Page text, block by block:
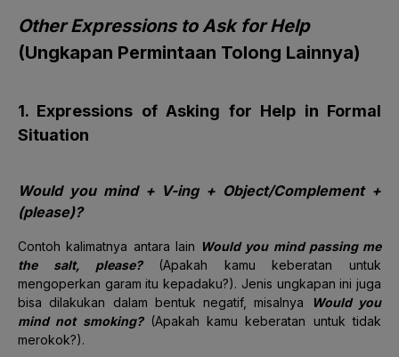
Other Expressions to Ask for Help
(Ungkapan Permintaan Tolong Lainnya)
1. Expressions of Asking for Help in Formal
Situation
Would you mind + V-ing + Object/Complement +
(please)?
Contoh kalimatnya antara lain Would you mind passing me
the salt, please?
(Apakah kamu keberatan untuk
mengoperkan garam itu kepadaku?). Jenis ungkapan ini juga
bisa dilakukan dalam bentuk negatif, misalnya
Would you
mind not smoking?(Apakah kamu keberatan untuk tidak
merokok?).